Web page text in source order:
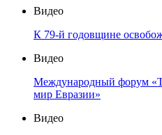
Видео
К 79-й годовщине
Видео
Международный форум
мир Евразии»
Видео